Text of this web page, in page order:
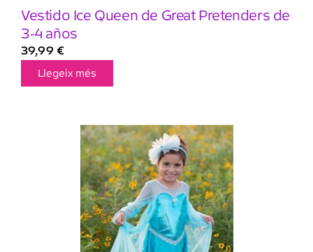
Vestido Ice Queen de Great Pretenders de
3-4 años
39,99 €
Llegeix més